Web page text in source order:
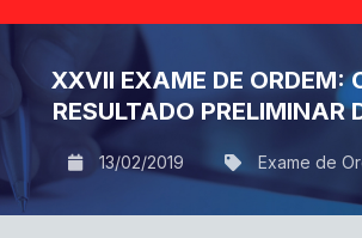
XXVII EXAME DE ORDEM:
RESULTADO PRELIMINAR
13/02/2019 Exame de